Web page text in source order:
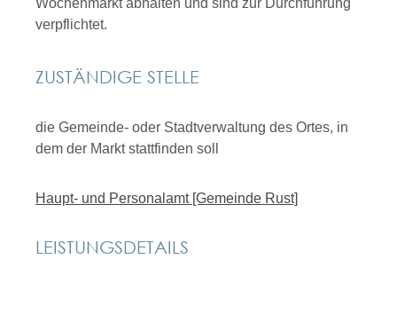
Wochenmarkt abhalten und sind zur Durchführung
verpflichtet.
ZUSTÄNDIGE STELLE
die Gemeinde- oder Stadtverwaltung des Ortes, in
dem der Markt stattfinden soll
Haupt- und Personalamt [Gemeinde Rust]
LEISTUNGSDETAILS